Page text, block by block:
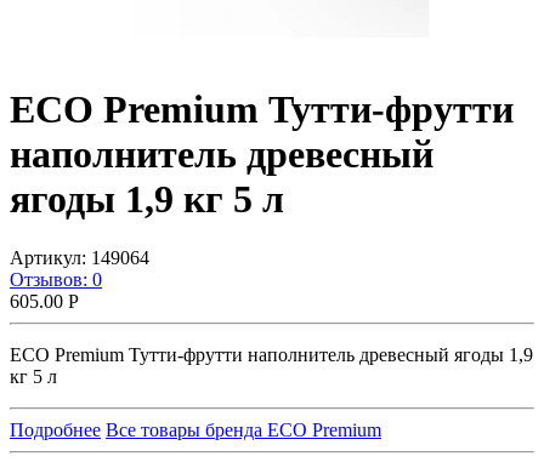
ECO Premium Тутти-фрутти
наполнитель древесный
ягоды 1,9 кг 5 л
Артикул: 149064
Отзывов: 0
605.00 Р
ECO Premium Тутти-фрутти наполнитель древесный ягоды 1,9
кг 5 л
Подробнее Все товары бренда ECO Premium